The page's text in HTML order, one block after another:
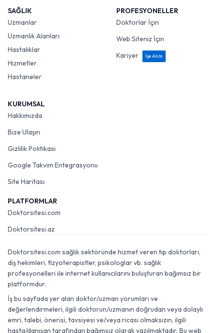
SAĞLIK
Uzmanlar
Uzmanlık Alanları
Hastalıklar
Hizmetler
Hastaneler
PROFESYONELLER
Doktorlar İçin
Web Siteniz İçin
Kariyer
İşe Alım
KURUMSAL
Hakkımızda
Bize Ulaşın
Gizlilik Politikası
Google Takvim Entegrasyonu
Site Haritası
PLATFORMLAR
Doktorsitesi.com
Doktorsitesi.az
Doktorsitesi.com sağlık sektöründe hizmet veren tıp doktorları,
diş hekimleri, fizyoterapistler, psikologlar vb. sağlık
profesyonelleri ile internet kullanıcılarını buluşturan bağımsız bir
platformdur.
İş bu sayfada yer alan doktor/uzman yorumları ve
değerlendirmeleri, ilgili doktorun/uzmanın doğrudan veya dolaylı
emri, talebi, önerisi, tavsiyesi ve/veya ricası olmaksızın, ilgili
hasta/danışan tarafından bağımsız olarak yazılmaktadır. Bu web